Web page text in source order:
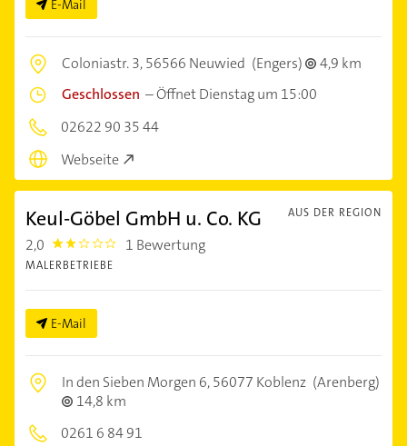
E-Mail
Coloniastr. 3,56566 Neuwied (Engers)
4,9 km
Geschlossen –Öffnet Dienstag um 15:00
02622 90 35 44
Webseite
AUS DER REGION
Keul-Göbel GmbH u. Co. KG
2,0 2.0 1 Bewertung
MALERBETRIEBE
E-Mail
In den Sieben Morgen 6,56077 Koblenz (Arenberg)
14,8 km
0261 6 84 91